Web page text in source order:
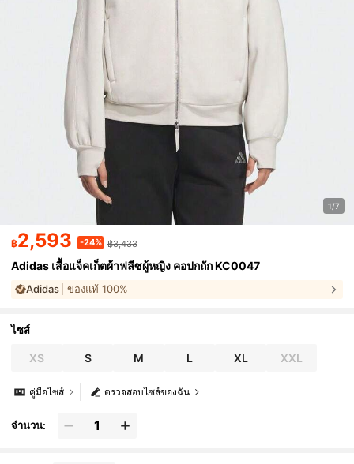
1/7
฿2,593 -24% ฿3,433
Adidas เสื้อแจ็คเก็ตผ้าฟลีซผู้หญิง คอปกถัก KC0047
Adidas ของแท้ 100%
ไซส์
XS S M L XL XXL
ตรวจสอบไซส์ของฉัน
คู่มือไซส์
จำนวน: